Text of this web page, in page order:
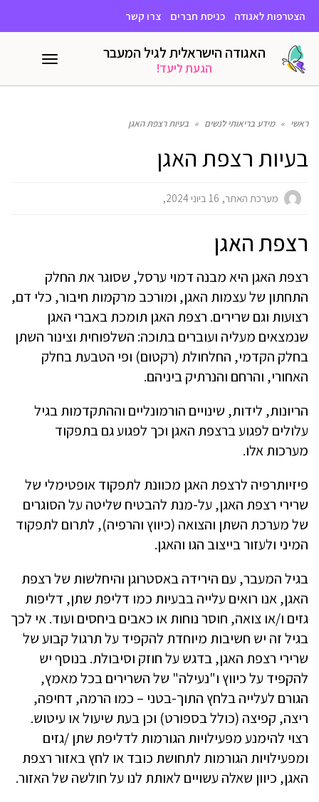
הצטרפות לאגודה כניסת חברים צרו קשר
האגודה הישראלית לגיל המעבר
הגעת ליעד!
תפריט
ראשי » מידע בריאותי לנשים » בעיות רצפת האגן
בעיות רצפת האגן
מערכת האתר 16 ביוני 2024
רצפת האגן
רצפת האגן היא מבנה דמוי ערסל, שסוגר את החלק
התחתון של עצמות האגן, ומורכב מרקמות חיבור, כלי דם,
רצועות וגם שרירים. רצפת האגן תומכת באברי האגן
שנמצאים מעליה ועוברים בתוכה: השלפוחית וצינור השתן
בחלק הקדמי, החלחולת (רקטום) ופי הטבעת בחלק
האחורי, והרחם והנרתיק ביניהם.
הריונות, לידות, שינויים הורמונליים וההתקדמות בגיל
עלולים לפגוע ברצפת האגן וכך לפגוע גם בתפקוד
מערכות אלו.
פיזיותרפיה לרצפת האגן מכוונת לתפקוד אופטימלי של
שרירי רצפת האגן, על-מנת להבטיח שליטה על הסוגרים
של מערכת השתן והצואה (כיווץ והרפיה), לתרום לתפקוד
המיני ולעזור בייצוב הגו והאגן.
בגיל המעבר, עם הירידה באסטרוגן והיחלשות של רצפת
האגן, אנו רואים עלייה בבעיות כמו דליפת שתן, דליפות
גזים ו/או צואה, חוסר נוחות או כאבים ביחסים ועוד. אי לכך
בגיל זה יש חשיבות מיוחדת להקפיד על תרגול קבוע של
שרירי רצפת האגן, בדגש על חוזק וסיבולת. בנוסף יש
להקפיד על כיווץ ו"נעילה" של השרירים בכל מאמץ,
הגורם לעלייה בלחץ התוך-בטני – כמו הרמה, דחיפה,
ריצה, קפיצה (כולל בספורט) וכן בעת שיעול או עיטוש.
רצוי להימנע מפעילויות הגורמות לדליפת שתן /גזים
ומפעילויות הגורמות לתחושת כובד או לחץ באזור רצפת
האגן, כיוון שאלה עשויים לאותת לנו על חולשה של האזור.